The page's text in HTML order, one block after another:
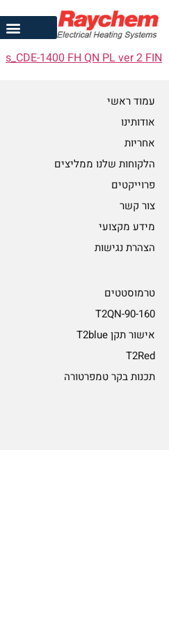
s_CDE-1400 FH QN PL ver 2 FIN
עמוד ראשי
אודותינו
אחריות
הלקוחות שלנו ממליצים
פרוייקטים
צור קשר
מידע מקצועי
הצהרת נגישות
טרמוסטטים
T2QN-90-160
אישור תקן T2blue
T2Red
תכנות בקר טמפרטורה